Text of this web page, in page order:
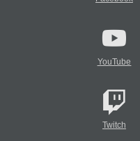
YouTube
Twitch